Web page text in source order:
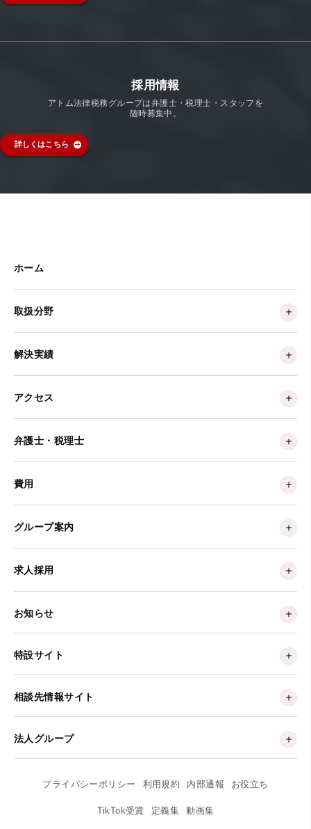
採用情報
アトム法律税務グループは弁護士・税理士・スタッフを
随時募集中。
詳しくはこちら
ホーム
取扱分野
解決実績
アクセス
弁護士・税理士
費用
グループ案内
求人採用
お知らせ
特設サイト
相談先情報サイト
法人グループ
プライバシーポリシー 利用規約 内部通報 お役立ち
TikTok受賞 定義集 動画集